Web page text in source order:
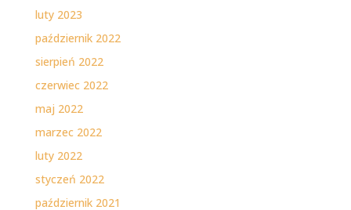
luty 2023
październik 2022
sierpień 2022
czerwiec 2022
maj 2022
marzec 2022
luty 2022
styczeń 2022
październik 2021